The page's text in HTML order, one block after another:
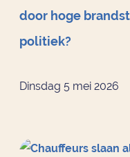
door hoge
politiek?
Dinsdag 5 mei 2026